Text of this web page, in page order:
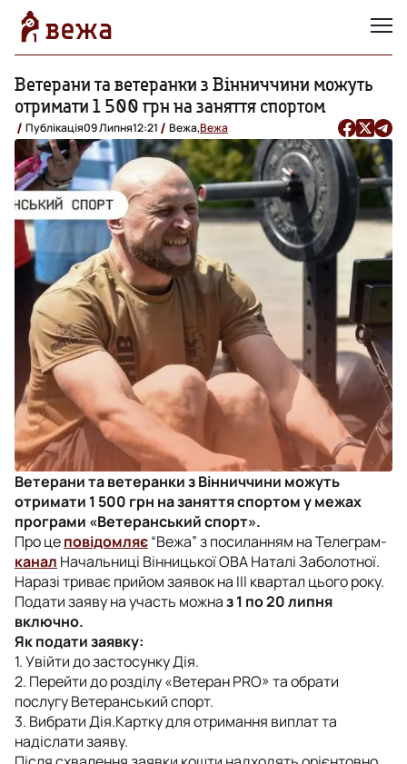
Ветерани та ветеранки з Вінниччини можуть
отримати 1 500 грн на заняття спортом
Публікація09 Липня12:21 Вежа,Вежа
Ветерани та ветеранки з Вінниччини можуть
отримати 1 500 грн на заняття спортом у межах
програми «Ветеранський спорт».
Про цеповідомляє“Вежа” з посиланням на Телеграм-
канал Начальниці Вінницької ОВА Наталі Заболотної.
Наразі триває прийом заявок на ІІI квартал цього року.
Подати заяву на участь можназ 1 по 20 липня
включно.
Як подати заявку:
1. Увійти до застосунку Дія.
2. Перейти до розділу «Ветеран PRO» та обрати
послугу Ветеранський спорт.
3. Вибрати Дія.Картку для отримання виплат та
надіслати заяву.